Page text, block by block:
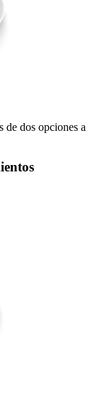
de dos opciones a